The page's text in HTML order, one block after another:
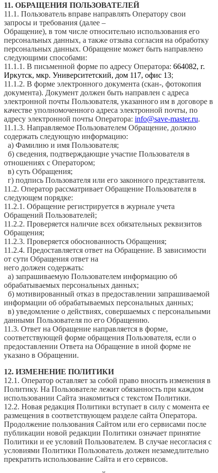
11. ОБРАЩЕНИЯ ПОЛЬЗОВАТЕЛЕЙ
11.1. Пользователь вправе направлять Оператору свои
запросы и требования (далее –
Обращение), в том числе относительно использования его
персональных данных, а также отзыва согласия на обработку
персональных данных. Обращение может быть направлено
следующими способами:
11.1.1. В письменной форме по адресу Оператора: 664082, г.
Иркутск, мкр. Университетский, дом 117, офис 13;
11.1.2. В форме электронного документа (скан-, фотокопия
документа). Документ должен быть направлен с адреса
электронной почты Пользователя, указанного им в договоре в
качестве уполномоченного адреса электронной почты, по
адресу электронной почты Оператора: info@save-master.ru.
11.1.3. Направляемое Пользователем Обращение, должно
содержать следующую информацию:
а) Фамилию и имя Пользователя;
б) сведения, подтверждающие участие Пользователя в
отношениях с Оператором;
в) суть Обращения;
г) подпись Пользователя или его законного представителя.
11.2. Оператор рассматривает Обращение Пользователя в
следующем порядке:
11.2.1. Обращение регистрируется в журнале учета
Обращений Пользователей;
11.2.2. Проверяется наличие всех обязательных реквизитов
Обращения;
11.2.3. Проверяется обоснованность Обращения;
11.2.4. Предоставляется ответ на Обращение. В зависимости
от сути Обращения ответ на
него должен содержать:
а) запрашиваемую Пользователем информацию об
обрабатываемых персональных данных;
б) мотивированный отказ в предоставлении запрашиваемой
информации об обрабатываемых персональных данных;
в) уведомление о действиях, совершаемых с персональными
данными Пользователя по его Обращению.
11.3. Ответ на Обращение направляется в форме,
соответствующей форме обращения Пользователя, если о
предоставлении Ответа на Обращение в иной форме не
указано в Обращении.
12. ИЗМЕНЕНИЕ ПОЛИТИКИ
12.1. Оператор оставляет за собой право вносить изменения в
Политику. На Пользователе лежит обязанность при каждом
использовании Сайта знакомиться с текстом Политики.
12.2. Новая редакция Политики вступает в силу с момента ее
размещения в соответствующем разделе сайта Оператора.
Продолжение пользования Сайтом или его сервисами после
публикации новой редакции Политики означает принятие
Политики и ее условий Пользователем. В случае несогласия с
условиями Политики Пользователь должен незамедлительно
прекратить использование Сайта и его сервисов.